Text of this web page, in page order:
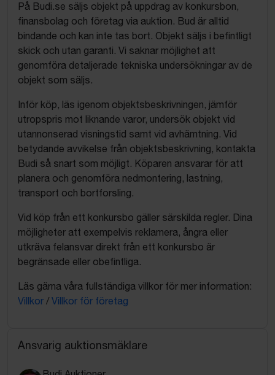
På Budi.se säljs objekt på uppdrag av konkursbon,
finansbolag och företag via auktion. Bud är alltid
bindande och kan inte tas bort. Objekt säljs i befintligt
skick och utan garanti. Vi saknar möjlighet att
genomföra detaljerade tekniska undersökningar av de
objekt som säljs.
Inför köp, läs igenom objektsbeskrivningen, jämför
utropspris mot liknande varor, undersök objekt vid
utannonserad visningstid samt vid avhämtning. Vid
betydande avvikelse från objektsbeskrivning, kontakta
Budi så snart som möjligt. Köparen ansvarar för att
planera och genomföra nedmontering, lastning,
transport och bortforsling.
Vid köp från ett konkursbo gäller särskilda regler. Dina
möjligheter att exempelvis reklamera, ångra eller
utkräva felansvar direkt från ett konkursbo är
begränsade eller obefintliga.
Läs gärna våra fullständiga villkor för mer information:
Villkor / Villkor för företag
Ansvarig auktionsmäklare